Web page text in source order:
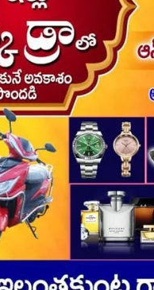
తల్లి శకుంతలకు